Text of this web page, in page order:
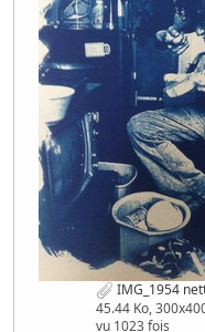
IMG_1954
45.44 Ko,
vu 1023 fois